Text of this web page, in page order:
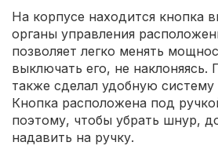
На корпусе находится кнопка
органы управления
позволяет легко менять
выключать его, не наклоняясь.
также сделал удобную
Кнопка расположена под
поэтому, чтобы убрать шнур,
надавить на ручку.